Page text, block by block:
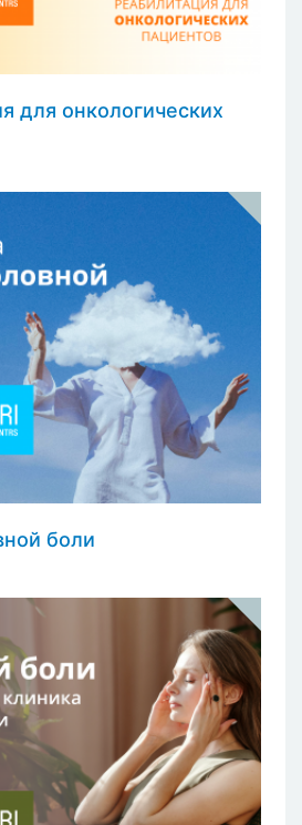
для онкологических
боли